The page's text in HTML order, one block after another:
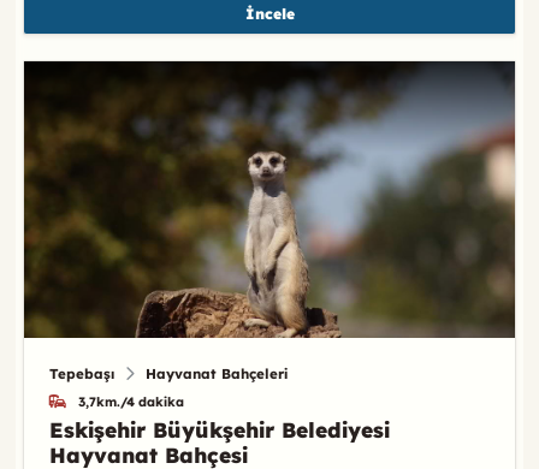
İncele
Tepebaşı Hayvanat Bahçeleri
3,7km./4 dakika
Eskişehir Büyükşehir Belediyesi
Hayvanat Bahçesi